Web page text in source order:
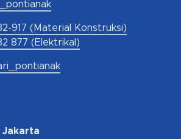
917 (Material Konstruksi)
877 (Elektrikal)
Jakarta